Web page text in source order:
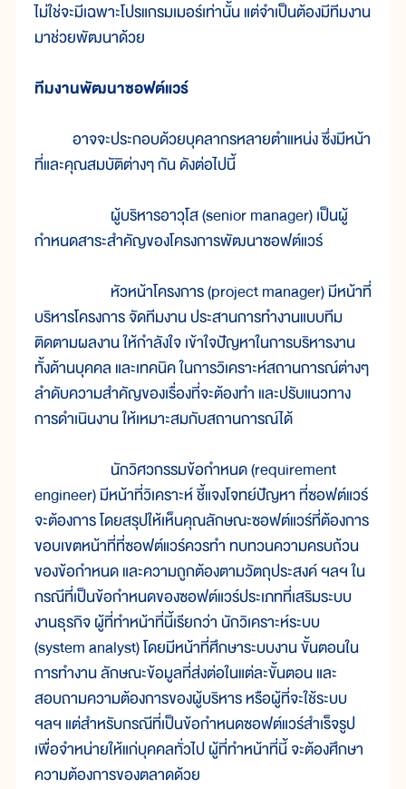
ไม่ใช่จะมีเฉพาะโปรแกรมเมอร์เท่านั้น แต่จำเป็นต้องมีทีมงาน
มาช่วยพัฒนาด้วย
ทีมงานพัฒนาซอฟต์แวร์
อาจจะประกอบด้วยบุคลากรหลายตำแหน่ง ซึ่งมีหน้า
ที่และคุณสมบัติต่างๆ กัน ดังต่อไปนี้
ผู้บริหารอาวุโส (senior manager) เป็นผู้
กำหนดสาระสำคัญของโครงการพัฒนาซอฟต์แวร์
หัวหน้าโครงการ (project manager) มีหน้าที่
บริหารโครงการ จัดทีมงาน ประสานการทำงานแบบทีม
ติดตามผลงาน ให้กำลังใจ เข้าใจปัญหาในการบริหารงาน
ทั้งด้านบุคคล และเทคนิค ในการวิเคราะห์สถานการณ์ต่างๆ
ลำดับความสำคัญของเรื่องที่จะต้องทำ และปรับแนวทาง
การดำเนินงาน ให้เหมาะสมกับสถานการณ์ได้
นักวิศวกรรมข้อกำหนด (requirement
engineer) มีหน้าที่วิเคราะห์ ชี้แจงโจทย์ปัญหา ที่ซอฟต์แวร์
จะต้องการ โดยสรุปให้เห็นคุณลักษณะซอฟต์แวร์ที่ต้องการ
ขอบเขตหน้าที่ที่ซอฟต์แวร์ควรทำ ทบทวนความครบถ้วน
ของข้อกำหนด และความถูกต้องตามวัตถุประสงค์ ฯลฯ ใน
กรณีที่เป็นข้อกำหนดของซอฟต์แวร์ประเภทที่เสริมระบบ
งานธุรกิจ ผู้ที่ทำหน้าที่นี้เรียกว่า นักวิเคราะห์ระบบ
(system analyst) โดยมีหน้าที่ศึกษาระบบงาน ขั้นตอนใน
การทำงาน ลักษณะข้อมูลที่ส่งต่อในแต่ละขั้นตอน และ
สอบถามความต้องการของผู้บริหาร หรือผู้ที่จะใช้ระบบ
ฯลฯ แต่สำหรับกรณีที่เป็นข้อกำหนดซอฟต์แวร์สำเร็จรูป
เพื่อจำหน่ายให้แก่บุคคลทั่วไป ผู้ที่ทำหน้าที่นี้ จะต้องศึกษา
ความต้องการของตลาดด้วย